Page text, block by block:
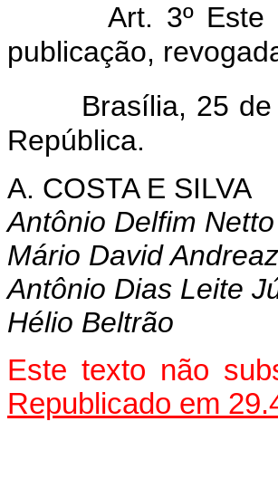
Art. 3º
publicação,
Brasília, 25
República.
A. COSTA E SILVA
Antônio Delfim Netto
Mário David
Antônio Dias Leite
Hélio Beltrão
Este texto não
Republicado em